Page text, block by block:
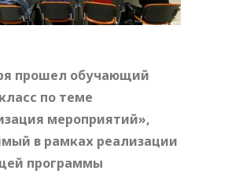
прошел обучающий
по теме
мероприятий»,
в рамках реализации
программы